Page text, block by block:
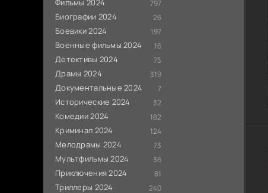
Фильмы 2024 797
Биографии 2024 26
Боевики 2024 197
Военные фильмы 2024 16
Детективы 2024 75
Драмы 2024 319
Документальные 2024 7
Исторические 2024 32
Комедии 2024 182
Криминал 2024 124
Мелодрамы 2024 73
Мультфильмы 2024 36
Приключения 2024 81
Триллеры 2024 240